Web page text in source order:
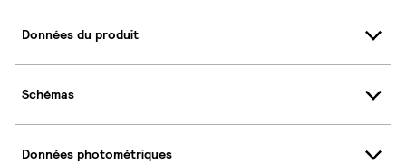
Données du produit
Schémas
Données photométriques